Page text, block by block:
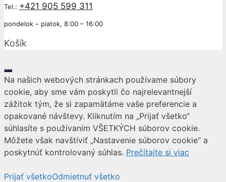
Tel.: +421 905 599 311
pondelok – piatok, 8:00 – 16:00
Košík
Close
Na našich webových stránkach používame súbory
cookie, aby sme vám poskytli čo najrelevantnejší
zážitok tým, že si zapamätáme vaše preferencie a
opakované návštevy. Kliknutím na „Prijať všetko“
súhlasíte s používaním VŠETKÝCH súborov cookie.
Môžete však navštíviť „Nastavenie súborov cookie“ a
poskytnúť kontrolovaný súhlas. Prečítajte si viac
Prijať všetkoOdmietnuť všetko